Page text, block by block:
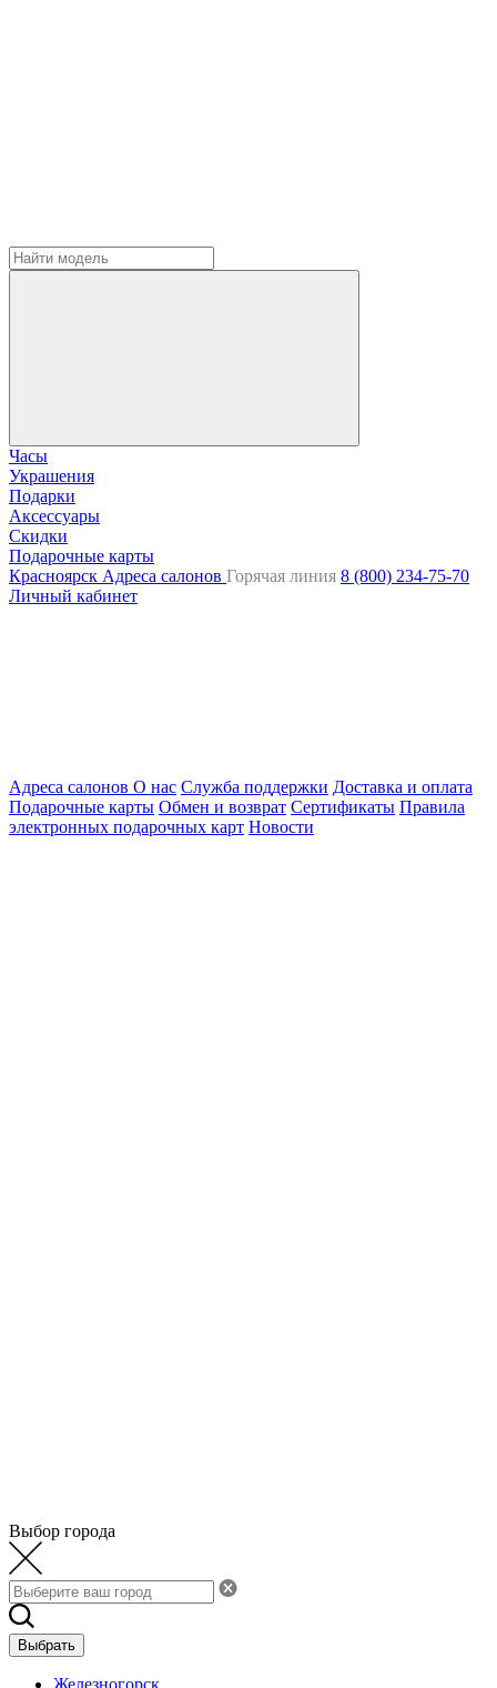
Часы
Украшения
Подарки
Аксессуары
Скидки
Подарочные карты
Красноярск Адреса салонов Горячая линия 8 (800) 234-75-70
Личный кабинет
Адреса салонов О нас Служба поддержки Доставка и оплата
Подарочные карты Обмен и возврат Сертификаты Правила
электронных подарочных карт Новости
Выбор города
Выбрать
Железногорск